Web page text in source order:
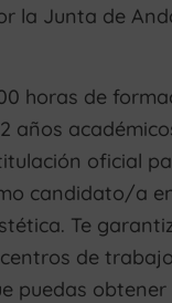
la Junta de
horas de
años
oficial
candidato/a
Te
de
puedas obtener